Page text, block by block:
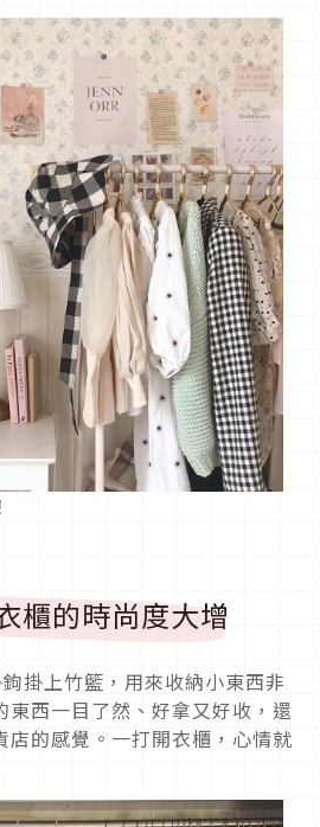
櫃的時尚度大增
掛上竹籃，用來收納小東西非
東西一目了然、好拿又好收，還
店的感覺。一打開衣櫃，心情就